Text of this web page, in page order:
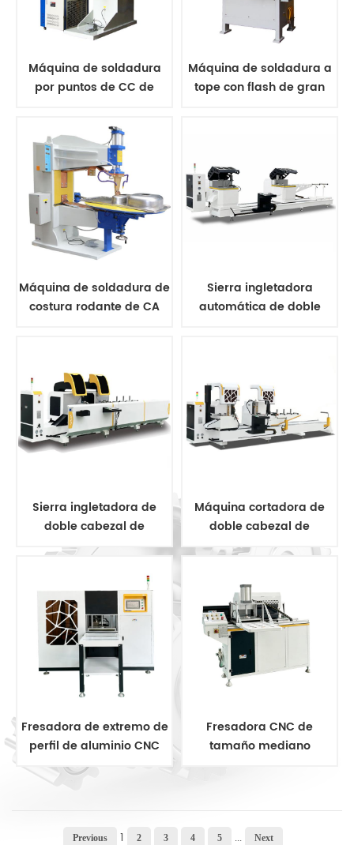
Máquina de soldadura
por puntos de CC de
Máquina de soldadura a
tope con flash de gran
Máquina de soldadura de
costura rodante de CA
Sierra ingletadora
automática de doble
Sierra ingletadora de
doble cabezal de
aluminio CNC
Máquina cortadora de
doble cabezal de
aluminio CNC
Fresadora de extremo de
perfil de aluminio CNC
Fresadora CNC de
tamaño mediano
Previous 1 2 3 4 5 ... Next